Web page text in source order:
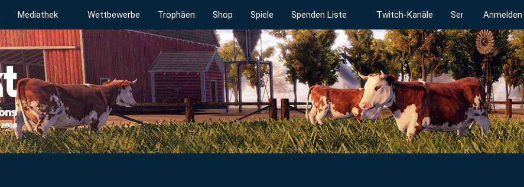
Mediathek Wettbewerbe Trophäen Shop Spiele Spenden Liste Twitch-Kanäle ServerstatusAnmelden